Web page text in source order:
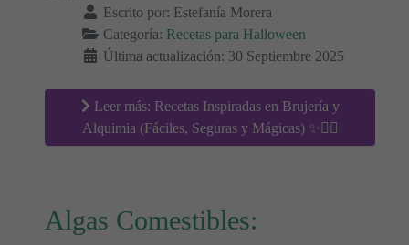
Escrito por: Estefanía Morera
Categoría: Recetas para Halloween
Última actualización: 30 Septiembre 2025
Leer más: Recetas Inspiradas en Brujería y
Alquimia (Fáciles, Seguras y Mágicas) ✨🧙‍♀️
Algas Comestibles: